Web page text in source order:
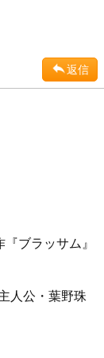
返信
ブラッサム』
人公・葉野珠